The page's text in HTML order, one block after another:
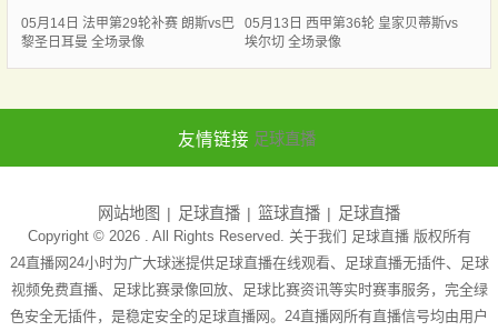
05月14日 法甲第29轮补赛 朗斯vs巴
黎圣日耳曼 全场录像
05月13日 西甲第36轮 皇家贝蒂斯vs
埃尔切 全场录像
友情链接 足球直播
网站地图 足球直播 篮球直播 足球直播
Copyright © 2026 . All Rights Reserved. 关于我们 足球直播版权所有
24直播网24小时为广大球迷提供足球直播在线观看、足球直播无插件、足球
视频免费直播、足球比赛录像回放、足球比赛资讯等实时赛事服务，完全绿
色安全无插件，是稳定安全的足球直播网。24直播网所有直播信号均由用户